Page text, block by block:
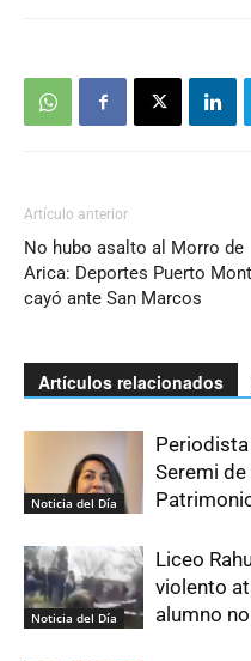
Artículo anterior
No hubo asalto al Morro de
Arica: Deportes Puerto
cayó ante San Marcos
Artículos relacionados
Noticia del Día
Seremi de
Noticia del Día
Liceo
violento
alumno